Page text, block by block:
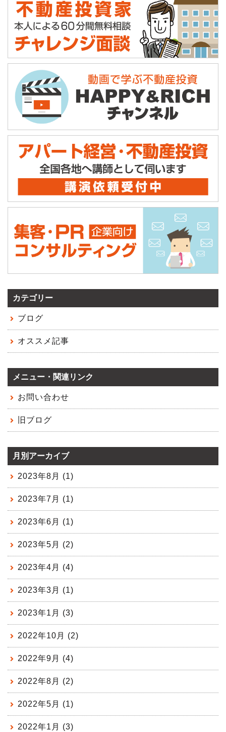
カテゴリー
ブログ
オススメ記事
メニュー・関連リンク
お問い合わせ
旧ブログ
月別アーカイブ
2023年8月 (1)
2023年7月 (1)
2023年6月 (1)
2023年5月 (2)
2023年4月 (4)
2023年3月 (1)
2023年1月 (3)
2022年10月 (2)
2022年9月 (4)
2022年8月 (2)
2022年5月 (1)
2022年1月 (3)